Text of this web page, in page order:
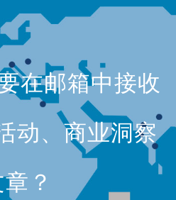
在邮箱中接收
动、商业洞察
？